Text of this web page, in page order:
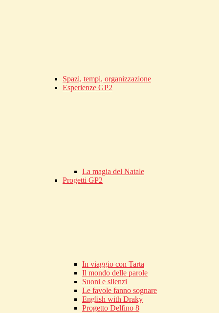
Spazi, tempi, organizzazione
Esperienze GP2
La magia del Natale
Progetti GP2
In viaggio con Tarta
Il mondo delle parole
Suoni e silenzi
Le favole fanno sognare
English with Draky
Progetto Delfino 8